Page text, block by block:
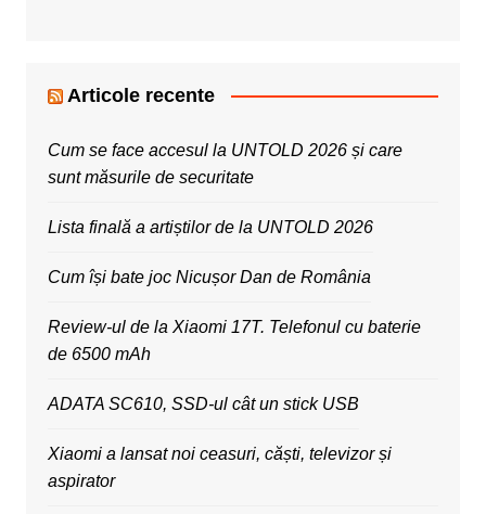
Articole recente
Cum se face accesul la UNTOLD 2026 și care
sunt măsurile de securitate
Lista finală a artiștilor de la UNTOLD 2026
Cum își bate joc Nicușor Dan de România
Review-ul de la Xiaomi 17T. Telefonul cu baterie
de 6500 mAh
ADATA SC610, SSD-ul cât un stick USB
Xiaomi a lansat noi ceasuri, căști, televizor și
aspirator